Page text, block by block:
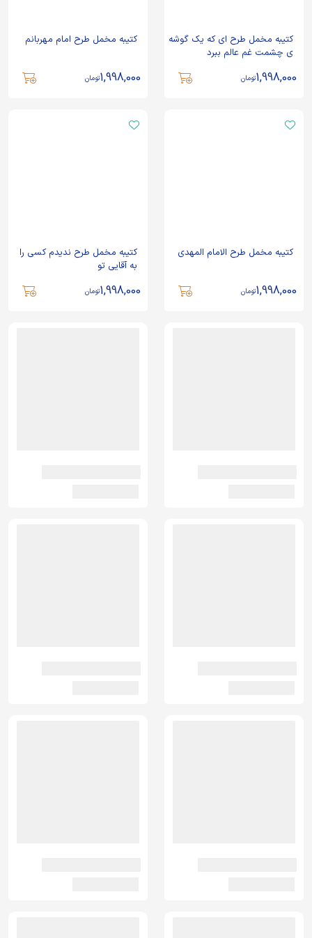
کتیبه مخمل طرح ای که یک گوشه
ی چشمت غم عالم ببرد
1,998,000تومان
کتیبه مخمل طرح امام مهربانم
1,998,000تومان
کتیبه مخمل طرح الامام المهدی
1,998,000تومان
کتیبه مخمل طرح ندیدم کسی را
به آقایی تو
1,998,000تومان